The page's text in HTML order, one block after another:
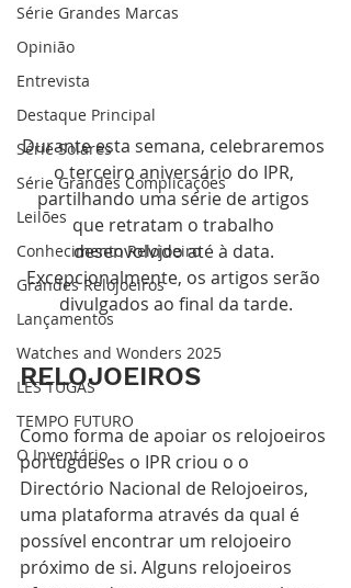
Série Grandes Marcas
Opinião
Entrevista
Destaque Principal
Série Solares
Série Grandes Complicações
Leilões
Conhecimento Relojoeiro
Grandes Relojoeiros
Lançamentos
Watches and Wonders 2025
LES TUGAS
TEMPO FUTURO
O Inventário
Durante esta semana, celebraremos
o terceiro aniversário do IPR,
partilhando uma série de artigos
que retratam o trabalho
desenvolvido até à data.
Excepcionalmente, os artigos serão
divulgados ao final da tarde.
RELOJOEIROS
Como forma de apoiar os relojoeiros
portugueses o IPR criou o o
Directório Nacional de Relojoeiros,
uma plataforma através da qual é
possível encontrar um relojoeiro
próximo de si. Alguns relojoeiros